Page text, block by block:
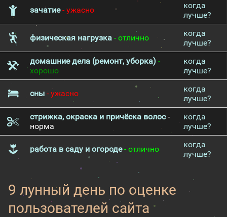
зачатие- ужасно
когда
лучше?
физическая нагрузка - отлично
когда
лучше?
домашние дела (ремонт, уборка) -
хорошо
когда
лучше?
сны - ужасно
когда
лучше?
стрижка, окраска и причёска волос-
норма
когда
лучше?
работа в саду и огороде- отлично
когда
лучше?
9 лунный день по оценке
пользователей сайта